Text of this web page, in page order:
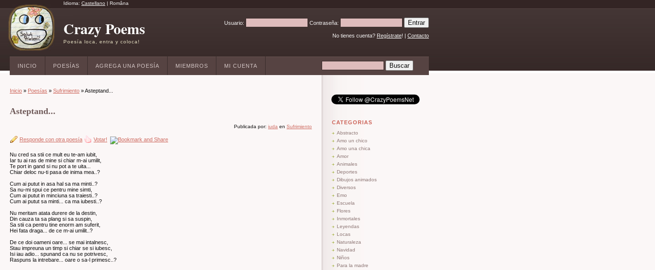
Idioma: Castellano | Româna
Crazy Poems
Poesía loca, entra y coloca!
Usuario: Contraseña:
No tienes cuenta? Regístrate! | Contacto
INICIO POESÍAS AGREGA UNA POESÍA MIEMBROS MI CUENTA
Inicio » Poesías » Sufrimiento » Asteptand...
Asteptand...
Publicada por: iuda en Sufrimiento
Responde con otra poesía Votar!
Nu cred sa stii ce mult eu te-am iubit,
Iar tu ai ras de mine si chiar m-ai umilit,
Te port in gand si nu pot a te uita...
Chiar deloc nu-ti pasa de inima mea..?
Cum ai putut in asa hal sa ma minti..?
Sa nu-mi spui ce pentru mine simti,
Cum ai putut in minciuna sa traiesti..?
Cum ai putut sa minti... ca ma iubesti..?
Nu meritam atata durere de la destin,
Din cauza ta sa plang si sa suspin,
Sa stii ca pentru tine enorm am suferit,
Hei fata draga... de ce m-ai umilit..?
De ce doi oameni oare... se mai intalnesc,
Stau impreuna un timp si chiar se si iubesc,
Isi iau adio... spunand ca nu se potrivesc,
Raspuns la intrebare... oare o sa-l primesc..?
CATEGORIAS
Abstracto
Amo un chico
Amo una chica
Amor
Animales
Deportes
Dibujos animados
Diversos
Emo
Escuela
Flores
Inmortales
Leyendas
Locas
Naturaleza
Navidad
Niños
Para la madre